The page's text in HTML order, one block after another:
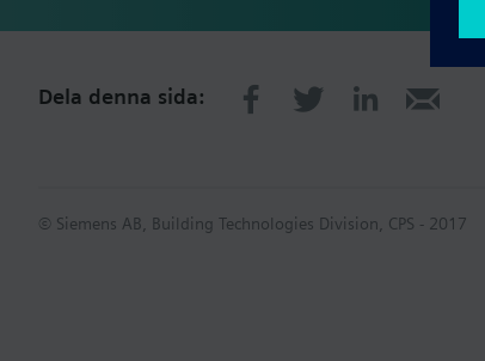
Dela denna sida:
© Siemens AB, Building Technologies Division, CPS - 2017